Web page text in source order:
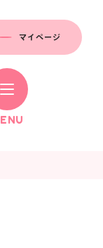
マイページ
ENU